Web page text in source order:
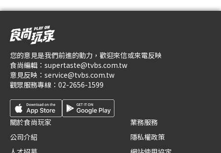
您的意見是我們前進的動力，歡迎來信或來電反映
食尚編輯： supertaste@tvbs.com.tw
意見反映： service@tvbs.com.tw
觀眾服務專線： 02-2656-1599
關於食尚玩家
公司介紹
業務服務
隱私權政策